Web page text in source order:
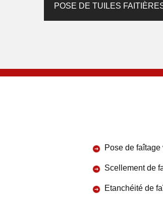
POSE DE TUILES
Pose de
Scellement de
Etanchéité de